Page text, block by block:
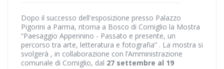
Dopo il successo dell'esposizione presso Palazzo
Pigorini a Parma, ritorna a Bosco di Corniglio la Mostra
“Paesaggio Appennino - Passato e presente, un
percorso tra arte, letteratura e fotografia” . La mostra si
svolgerà , in collaborazione con l’Amministrazione
comunale di Corniglio, dal 27 settembre al 19